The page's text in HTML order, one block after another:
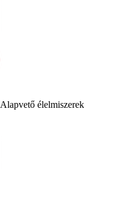
Alapvető élelmiszerek